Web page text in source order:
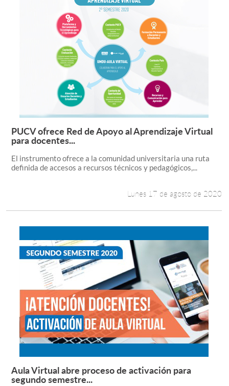
Leer más +
PUCV ofrece Red de Apoyo al Aprendizaje Virtual
para docentes...
El instrumento ofrece a la comunidad universitaria una ruta
definida de accesos a recursos técnicos y pedagógicos,...
Lunes 17 de agosto de 2020
Leer más +
Aula Virtual abre proceso de activación para
segundo semestre...